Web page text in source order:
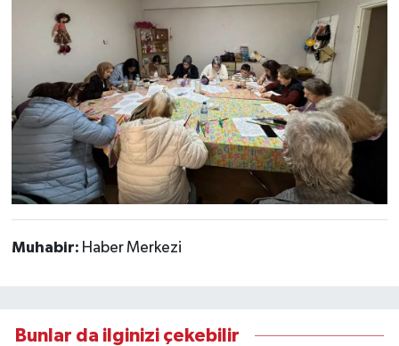
Muhabir: Haber Merkezi
Bunlar da ilginizi çekebilir